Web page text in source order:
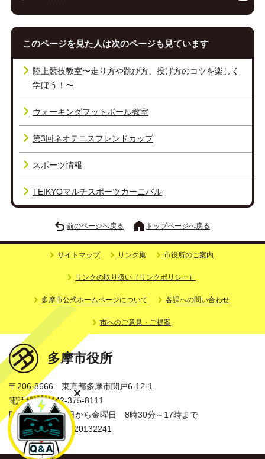
このページを見た人は次のページも見ています
陸上競技教室〜走り方や跳び方、投げ方のコツを楽しく
学ぼう！〜
ウォーキングフットボール教室
第3回ネオテニスフレンドカップ
スポーツ情報
TEIKYOマルチスポーツカーニバル
前のページへ戻る トップページへ戻る
サイトマップ リンク集 市役所のご案内
リンクの取り扱い（リンクポリシー）
多摩市公式ホームページについて 各課への問い合わせ
市へのご意見・ご提案
多摩市役所
〒206-8666 東京都多摩市関戸6-12-1
電話番号：042-375-8111
開庁時間：月曜日から金曜日 8時30分～17時まで
法人番号：3000020132241